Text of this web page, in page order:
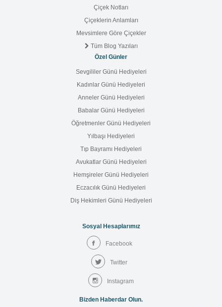
Çiçek Notları
Çiçeklerin Anlamları
Mevsimlere Göre Çiçekler
Tüm Blog Yazıları
Özel Günler
Sevgililer Günü Hediyeleri
Kadınlar Günü Hediyeleri
Anneler Günü Hediyeleri
Babalar Günü Hediyeleri
Öğretmenler Günü Hediyeleri
Yılbaşı Hediyeleri
Tıp Bayramı Hediyeleri
Avukatlar Günü Hediyeleri
Hemşireler Günü Hediyeleri
Eczacılık Günü Hediyeleri
Diş Hekimleri Günü Hediyeleri
Sosyal Hesaplarımız
Facebook
Twitter
Instagram
Bizden Haberdar Olun.